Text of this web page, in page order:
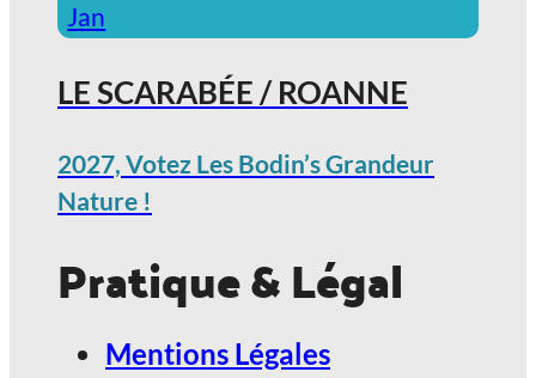
Jan
LE SCARABÉE / ROANNE
2027, Votez Les Bodin’s Grandeur
Nature !
Pratique & Légal
Mentions Légales